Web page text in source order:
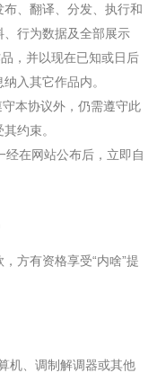
、翻译、分发、执行和
、行为数据及全部展示
，并以现在已知或日后
入其它作品内。
守本协议外，仍需遵守此
约束。
经在网站公布后，立即自
方有资格享受“内啥”提
机、调制解调器或其他